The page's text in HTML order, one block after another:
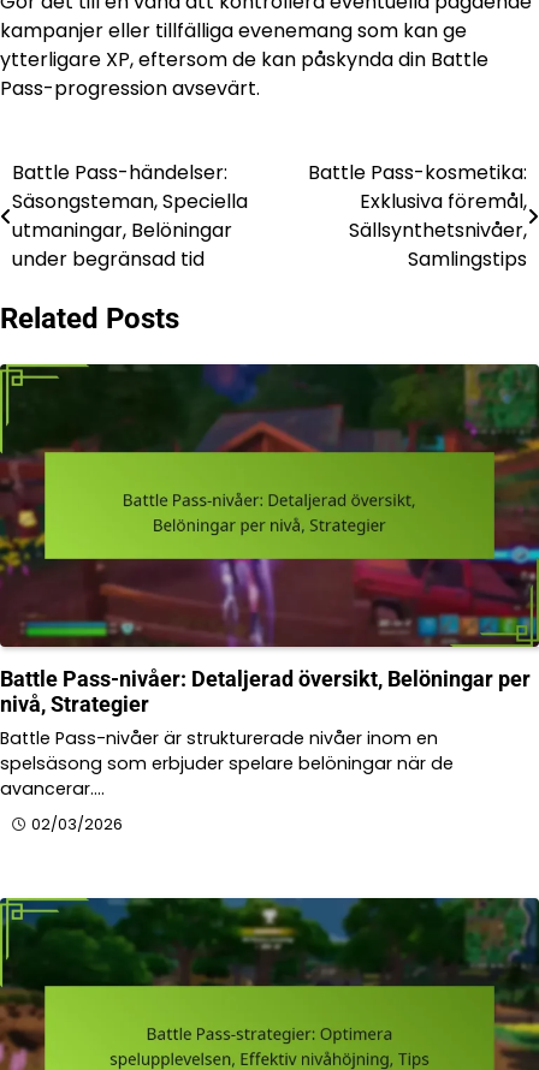
kampanjer eller tillfälliga evenemang som kan ge
ytterligare XP, eftersom de kan påskynda din Battle
Pass-progression avsevärt.
Post
navigation
Battle Pass-händelser:
Säsongsteman, Speciella
utmaningar, Belöningar
under begränsad tid
Battle Pass-kosmetika:
Exklusiva föremål,
Sällsynthetsnivåer,
Samlingstips
Related Posts
Battle Pass-nivåer: Detaljerad översikt, Belöningar per
nivå, Strategier
Battle Pass-nivåer är strukturerade nivåer inom en
spelsäsong som erbjuder spelare belöningar när de
avancerar.…
02/03/2026